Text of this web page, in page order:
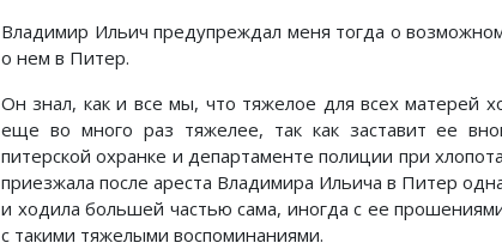
Владимир Ильич предупреждал меня тогда о
о нем в Питер.
Он знал, как и все мы, что тяжелое для всех матерей
еще во много раз тяжелее, так как заставит ее
питерской охранке и департаменте полиции при
приезжала после ареста Владимира Ильича в Питер
и ходила большей частью сама, иногда с ее
с такими тяжелыми воспоминаниями.